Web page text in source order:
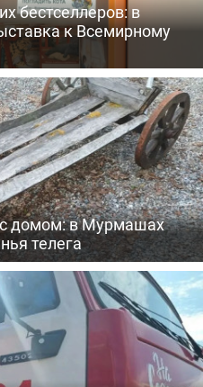
бестселлеров: в
к Всемирному
с домом: в Мурмашах
телега